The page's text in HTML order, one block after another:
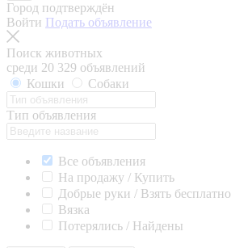
Город подтверждён
Войти Подать объявление
Поиск животных
среди 20 329 объявлений
Кошки
Собаки
Тип объявления
Все объявления
На продажу / Купить
Добрые руки / Взять бесплатно
Вязка
Потерялись / Найдены